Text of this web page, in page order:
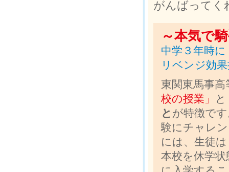
がんばってく
～本気で
中学３年時
リベンジ効
東関東馬事
校の授業」
と
と が特徴で
験にチャレ
には、生徒
本校を休学